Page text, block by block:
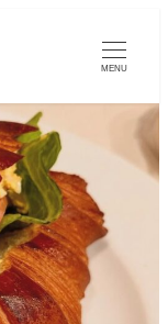
MENU